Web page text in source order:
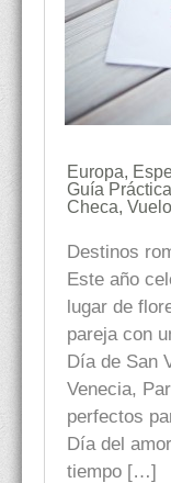
Europa,
Guía
Checa,
Destinos
Este año
lugar de
pareja con
Día de San
Venecia,
perfectos
Día del
tiempo […]